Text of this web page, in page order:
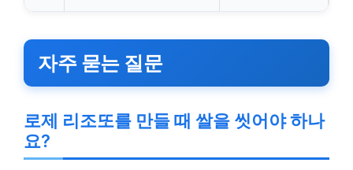
자주 묻는 질문
로제 리조또를 만들 때 쌀을 씻어야 하나
요?